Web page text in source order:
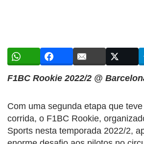
F1BC Rookie 2022/2 @
Com uma segunda etapa que
corrida, o F1BC Rookie,
Sports nesta temporada 2022/2,